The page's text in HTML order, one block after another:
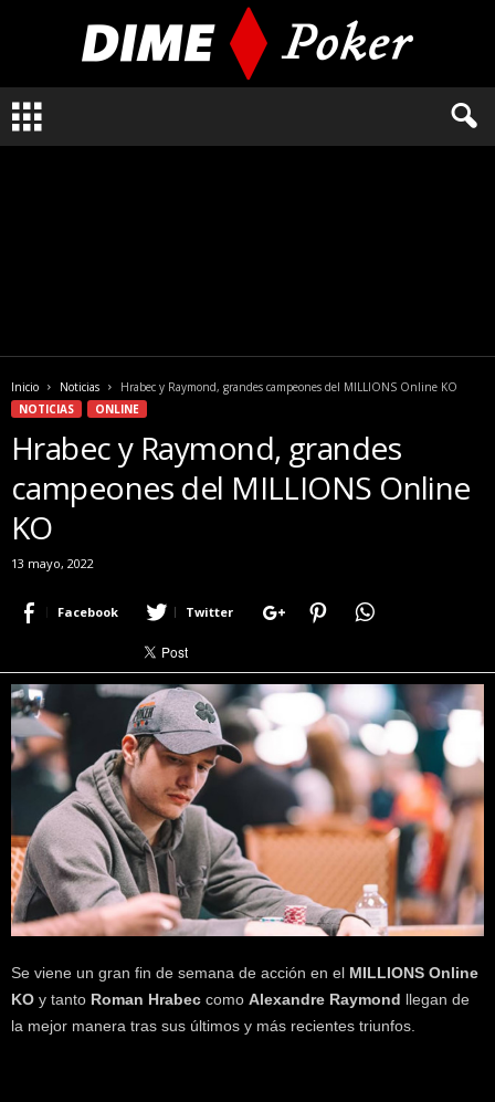
q
t
d
Inicio Noticias
Hrabec y Raymond, grandes campeones del MILLIONS Online KO
NOTICIAS
ONLINE
Hrabec y Raymond, grandes
campeones del MILLIONS Online
KO
13 mayo, 2022
Facebook Twitter
Se viene un gran fin de semana de acción en el MILLIONS Online
KO y tanto Roman Hrabec como Alexandre Raymond llegan de
la mejor manera tras sus últimos y más recientes triunfos.